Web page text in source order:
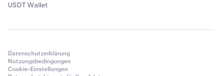
USDT Wallet
Datenschutzerklärung
Nutzungsbedingungen
Cookie-Einstellungen